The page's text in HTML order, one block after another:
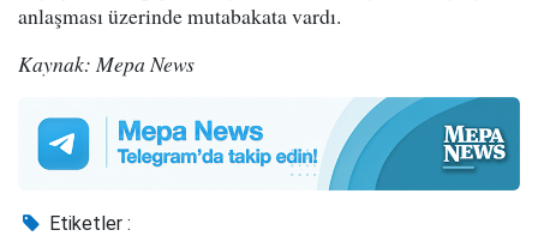
anlaşması üzerinde mutabakata vardı.
Kaynak: Mepa News
Etiketler :